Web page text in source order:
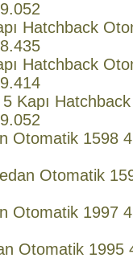
Hatchback
Hatchback
Kapı
Otomatik 1598
Otomatik
Otomatik 1997
Otomatik 1995